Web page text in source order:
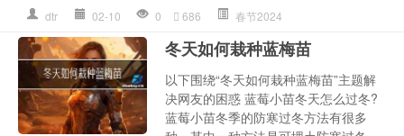
dtr 02-10 0 686 春节2024
冬天如何栽种蓝梅苗
以下围绕“冬天如何栽种蓝梅苗”主题解
决网友的困惑 蓝莓小苗冬天怎么过冬?
蓝莓小苗冬季的防寒过冬方法有很多